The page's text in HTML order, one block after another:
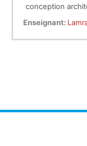
conception
la planification et
intégrera divers
Mots clés:
architecturale.
Enseignant: